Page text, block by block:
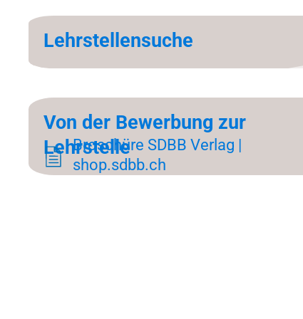
Lehr­stel­len­su­che
Von der Be­wer­bung zur
Lehr­stel­le
Bro­schü­re SDBB Ver­lag |
shop.sdbb.ch